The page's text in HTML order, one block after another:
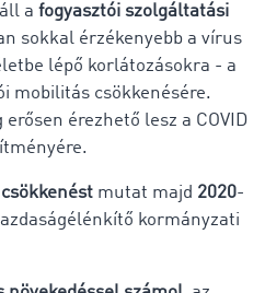
a fogyasztói szolgáltatási
sokkal érzékenyebb a vírus
lépő korlátozásokra - a
mobilitás csökkenésére.
érezhető lesz a COVID
mutat majd 2020-
kormányzati